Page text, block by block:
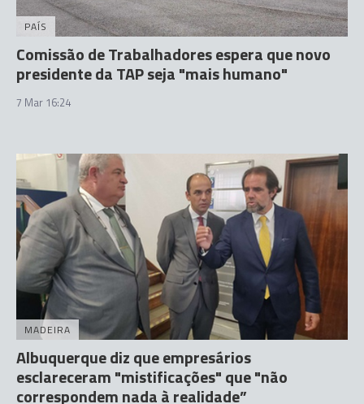
PAÍS
Comissão de Trabalhadores espera que novo
presidente da TAP seja "mais humano"
7 Mar 16:24
MADEIRA
Albuquerque diz que empresários
esclareceram "mistificações" que "não
correspondem nada à realidade”